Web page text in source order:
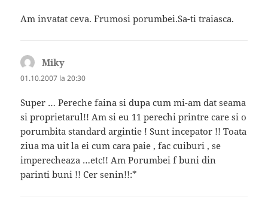
Am invatat ceva. Frumosi porumbei.Sa-ti traiasca.
Miky
01.10.2007 la 20:30
Super … Pereche faina si dupa cum mi-am dat seama
si proprietarul!! Am si eu 11 perechi printre care si o
porumbita standard argintie ! Sunt incepator !! Toata
ziua ma uit la ei cum cara paie , fac cuiburi , se
imperecheaza …etc!! Am Porumbei f buni din
parinti buni !! Cer senin!!:*